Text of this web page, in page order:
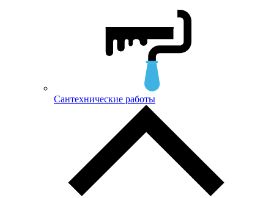
Сантехнические работы